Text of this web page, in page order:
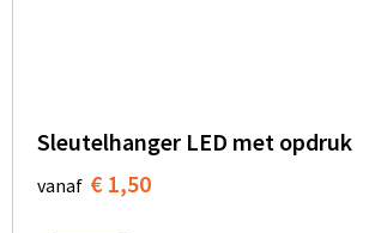
Sleutelhanger LED met opdruk
vanaf € 1,50